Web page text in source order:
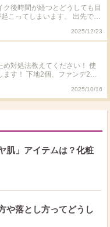
後時間が経つとどうしても目
こってしまいます。 出先での
があれば教えてください。
るものはタグ付けしてます。
2025/12/23
対処法教えてください！ 使
ンデ2個
どちらか片方を使っていま
2025/10/16
肌」アイテムは？化粧
や落とし方ってどうし